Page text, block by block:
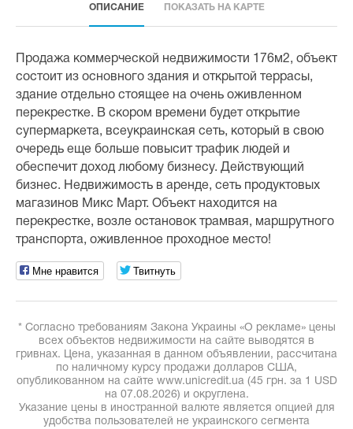
ОПИСАНИЕ ПОКАЗАТЬ НА КАРТЕ
Продажа коммерческой недвижимости 176м2, объект
состоит из основного здания и открытой террасы,
здание отдельно стоящее на очень оживленном
перекрестке. В скором времени будет открытие
супермаркета, всеукраинская сеть, который в свою
очередь еще больше повысит трафик людей и
обеспечит доход любому бизнесу. Действующий
бизнес. Недвижимость в аренде, сеть продуктовых
магазинов Микс Март. Объект находится на
перекрестке, возле остановок трамвая, маршрутного
транспорта, оживленное проходное место!
Мне нравится Твитнуть
* Согласно требованиям Закона Украины «О рекламе» цены
всех объектов недвижимости на сайте выводятся в
гривнах. Цена, указанная в данном объявлении, рассчитана
по наличному курсу продажи долларов США,
опубликованном на сайте www.unicredit.ua (45 грн. за 1 USD
на 07.08.2026) и округлена.
Указание цены в иностранной валюте является опцией для
удобства пользователей не украинского сегмента